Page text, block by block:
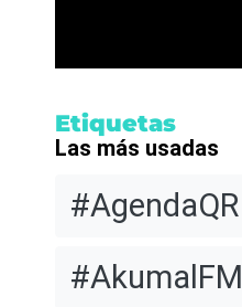
Etiquetas
Las más usadas
#AgendaQR
#AkumalFM